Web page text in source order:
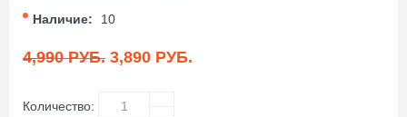
Наличие:
10
4,990 РУБ. 3,890 РУБ.
Количество: